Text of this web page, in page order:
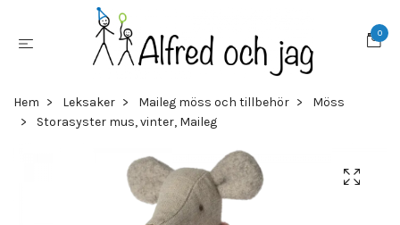
0
Hem Leksaker Maileg möss och tillbehör
Möss
Storasyster mus, vinter, Maileg